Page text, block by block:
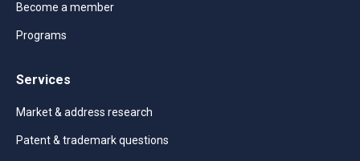
Become a member
Programs
Services
Market & address research
Patent & trademark questions